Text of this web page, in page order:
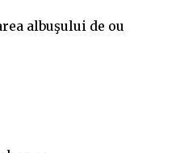
albuşului de ou